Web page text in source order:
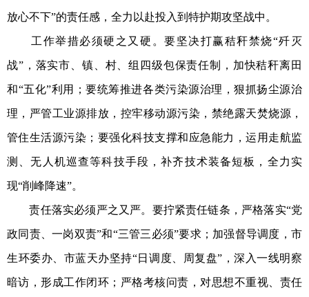
放心不下”的责任感，全力以赴投入到特护期攻坚战中。
工作举措必须硬之又硬。要坚决打赢秸秆禁烧“歼灭
战”，落实市、镇、村、组四级包保责任制，加快秸秆离田
和“五化”利用；要统筹推进各类污染源治理，狠抓扬尘源治
理，严管工业源排放，控牢移动源污染，禁绝露天焚烧源，
管住生活源污染；要强化科技支撑和应急能力，运用走航监
测、无人机巡查等科技手段，补齐技术装备短板，全力实
现“削峰降速”。
责任落实必须严之又严。要拧紧责任链条，严格落实“党
政同责、一岗双责”和“三管三必须”要求；加强督导调度，市
生环委办、市蓝天办坚持“日调度、周复盘”，深入一线明察
暗访，形成工作闭环；严格考核问责，对思想不重视、责任